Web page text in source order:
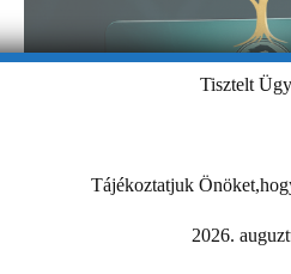
Tisztelt
Tájékoztatjuk
2026.